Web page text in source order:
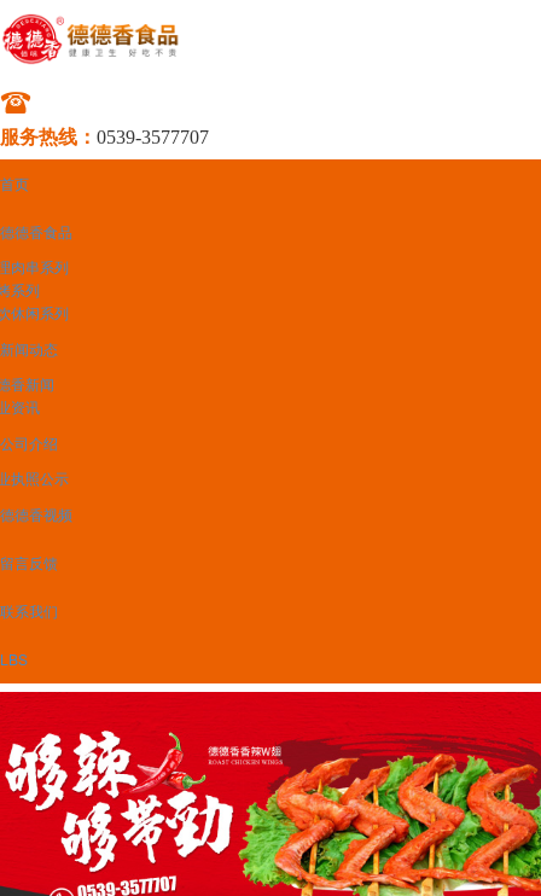
服务热线： 0539-3577707
首页
德德香食品
肉串系列
系列
休闲系列
新闻动态
香新闻
资讯
公司介绍
执照公示
德德香视频
留言反馈
联系我们
LBS